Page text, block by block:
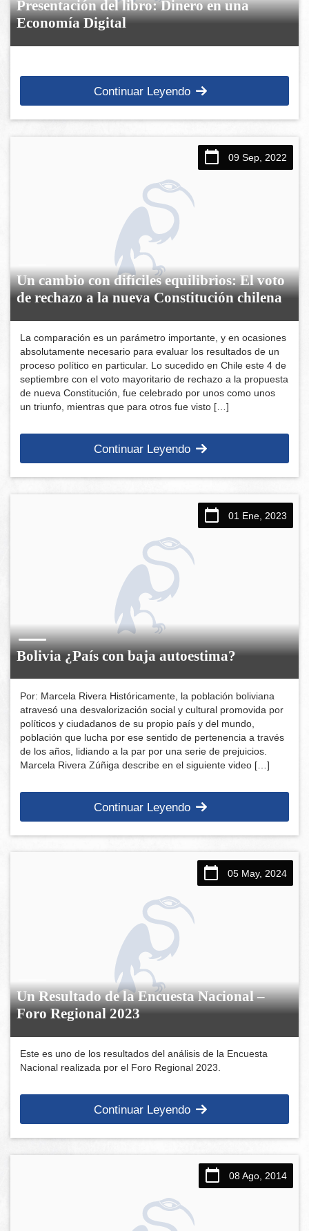
Presentación del libro: Dinero en una
Economía Digital
Continuar Leyendo
09 Sep, 2022
Un cambio con difíciles equilibrios: El voto
de rechazo a la nueva Constitución chilena
La comparación es un parámetro importante, y en ocasiones
absolutamente necesario para evaluar los resultados de un
proceso político en particular. Lo sucedido en Chile este 4 de
septiembre con el voto mayoritario de rechazo a la propuesta
de nueva Constitución, fue celebrado por unos como unos
un triunfo, mientras que para otros fue visto […]
Continuar Leyendo
01 Ene, 2023
Bolivia ¿País con baja autoestima?
Por: Marcela Rivera Históricamente, la población boliviana
atravesó una desvalorización social y cultural promovida por
políticos y ciudadanos de su propio país y del mundo,
población que lucha por ese sentido de pertenencia a través
de los años, lidiando a la par por una serie de prejuicios.
Marcela Rivera Zúñiga describe en el siguiente video […]
Continuar Leyendo
05 May, 2024
Un Resultado de la Encuesta Nacional –
Foro Regional 2023
Este es uno de los resultados del análisis de la Encuesta
Nacional realizada por el Foro Regional 2023.
Continuar Leyendo
08 Ago, 2014